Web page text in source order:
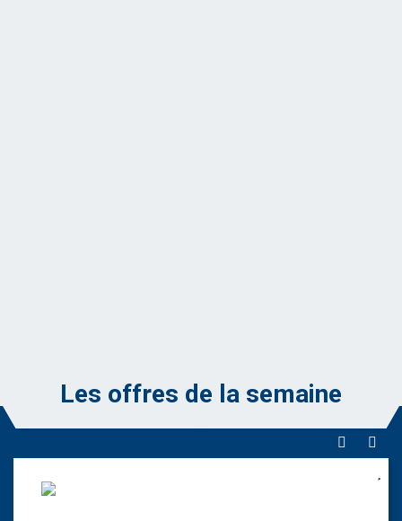
Les offres de la semaine